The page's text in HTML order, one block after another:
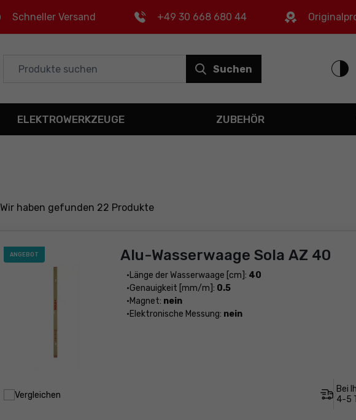
Schneller Versand +49 30 668 680 44
Suchen
ELEKTROWERKZEUGE ZUBEHÖR
Wir haben gefunden 22 Produkte
ANGEBOT Alu-Wasserwaage Sola AZ 40
Länge der Wasserwaage [cm]: 40
Genauigkeit [mm/m]: 0.5
Magnet: nein
Elektronische Messung: nein
Vergleichen
Bei
4-5